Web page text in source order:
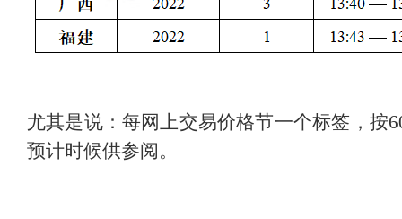
尤其是说：每网上交易价格节一个标签，按
预计时候供参阅。